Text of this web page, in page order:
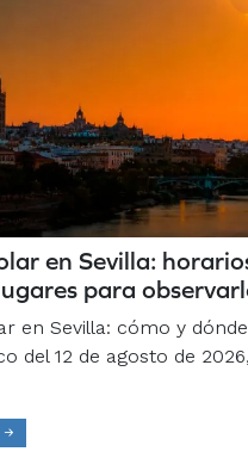
en Sevilla:
para
en Sevilla: cómo y
del 12 de agosto de